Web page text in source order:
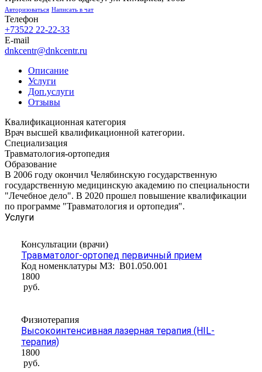
Авторизоваться Написать в чат
Телефон
+73522 22-22-33
E-mail
dnkcentr@dnkcentr.ru
Описание
Услуги
Доп.услуги
Отзывы
Квалификационная категория
Врач высшей квалификационной категории.
Специализация
Травматология-ортопедия
Образование
В 2006 году окончил Челябинскую государственную
государственную медицинскую академию по специальности
"Лечебное дело". В 2020 прошел повышение квалификации
по программе "Травматология и ортопедия".
Услуги
Консультации (врачи)
Травматолог-ортопед первичный прием
Код номенклатуры МЗ: B01.050.001
1800
руб.
Физиотерапия
Высокоинтенсивная лазерная терапия (HIL-
терапия)
1800
руб.